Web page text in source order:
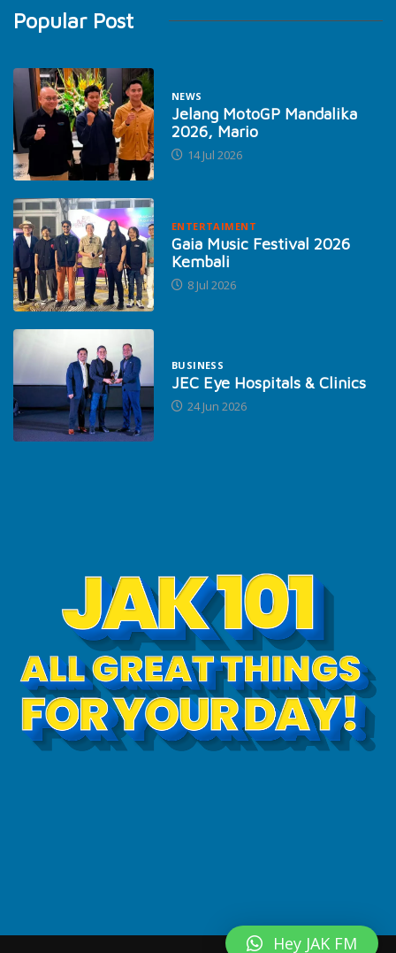
Popular Post
NEWS
Jelang MotoGP Mandalika
2026, Mario
14 Jul 2026
ENTERTAIMENT
Gaia Music Festival 2026
Kembali
8 Jul 2026
BUSINESS
JEC Eye Hospitals & Clinics
24 Jun 2026
Hey JAK FM